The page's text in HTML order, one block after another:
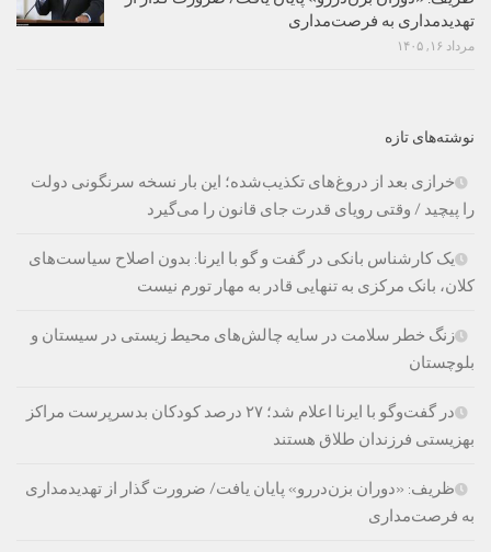
تهدیدمداری به فرصت‌مداری
مرداد ۱۶, ۱۴۰۵
نوشته‌های تازه
خرازی بعد از دروغ‌های تکذیب‌شده؛ این بار نسخه سرنگونی دولت
را پیچید / وقتی رویای قدرت جای قانون را می‌گیرد
یک کارشناس بانکی در گفت و گو با ایرنا: بدون اصلاح سیاست‌های
کلان، بانک مرکزی به تنهایی قادر به مهار تورم نیست
زنگ خطر سلامت در سایه چالش‌های محیط زیستی در سیستان و
بلوچستان
در گفت‌وگو با ایرنا اعلام شد؛ ۲۷ درصد کودکان بدسرپرست مراکز
بهزیستی فرزندان طلاق هستند
ظریف: «دوران بزن‌دررو» پایان یافت/ ضرورت گذار از تهدیدمداری
به فرصت‌مداری